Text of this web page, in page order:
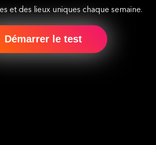
et des lieux uniques chaque semaine.
Démarrer le test